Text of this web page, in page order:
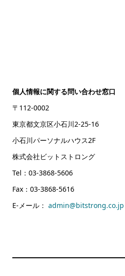
個人情報に関する問い合わせ窓口
〒112-0002
東京都文京区小石川2-25-16
小石川パーソナルハウス2F
株式会社ビットストロング
Tel：03-3868-5606
Fax：03-3868-5616
E-メール： admin@bitstrong.co.jp